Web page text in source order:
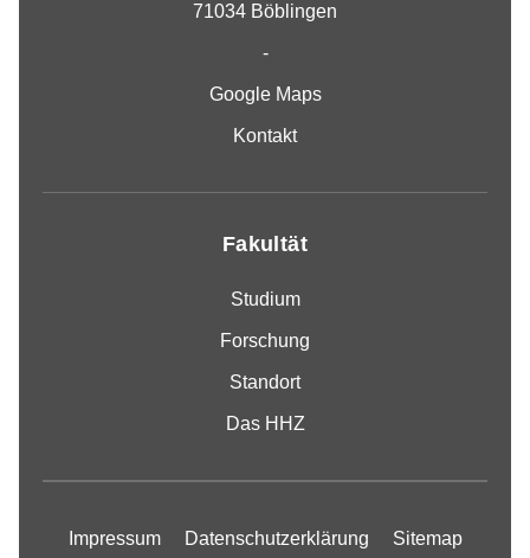
71034 Böblingen
-
Google Maps
Kontakt
Fakultät
Studium
Forschung
Standort
Das HHZ
Impressum Datenschutzerklärung Sitemap